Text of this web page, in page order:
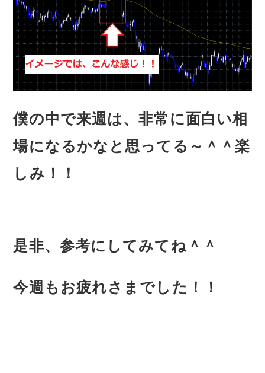
僕の中で来週は、非常に面白い相
場になるかなと思ってる～＾＾楽
しみ！！
是非、参考にしてみてね＾＾
今週もお疲れさまでした！！